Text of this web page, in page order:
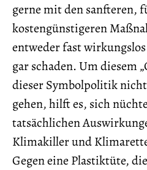
gerne mit den sanfteren,
kostengünstigeren
entweder fast
gar schaden. Um diesem
dieser Symbolpolitik
gehen, hilft es, sich
tatsächlichen
Klimakiller und
Gegen eine Plastiktüte,